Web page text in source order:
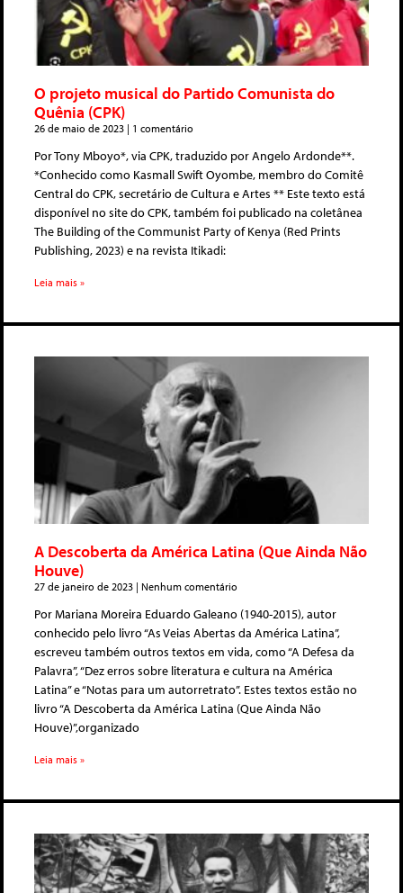
O projeto musical do Partido Comunista do
Quênia (CPK)
26 de maio de 2023 1 comentário
Por Tony Mboyo*, via CPK, traduzido por Angelo Ardonde**.
*Conhecido como Kasmall Swift Oyombe, membro do Comitê
Central do CPK, secretário de Cultura e Artes ** Este texto está
disponível no site do CPK, também foi publicado na coletânea
The Building of the Communist Party of Kenya (Red Prints
Publishing, 2023) e na revista Itikadi:
Leia mais »
A Descoberta da América Latina (Que Ainda Não
Houve)
27 de janeiro de 2023 Nenhum comentário
Por Mariana Moreira Eduardo Galeano (1940-2015), autor
conhecido pelo livro “As Veias Abertas da América Latina”,
escreveu também outros textos em vida, como “A Defesa da
Palavra”, “Dez erros sobre literatura e cultura na América
Latina” e “Notas para um autorretrato”. Estes textos estão no
livro “A Descoberta da América Latina (Que Ainda Não
Houve)”,organizado
Leia mais »